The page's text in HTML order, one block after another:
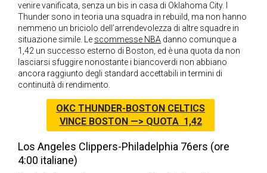
venire vanificata, senza un bis in casa di Oklahoma City. I
Thunder sono in teoria una squadra in rebuild, ma non hanno
nemmeno un briciolo dell’arrendevolezza di altre squadre in
situazione simile. Le scommesse NBA danno comunque a
1,42 un successo esterno di Boston, ed è una quota da non
lasciarsi sfuggire nonostante i biancoverdi non abbiano
ancora raggiunto degli standard accettabili in termini di
continuità di rendimento.
OKC THUNDER-BOSTON CELTICS
VINCE BOSTON —> QUOTA 1,42
Los Angeles Clippers-Philadelphia 76ers (ore
4:00 italiane)